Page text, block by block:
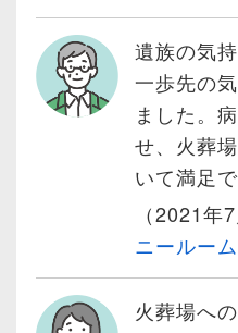
遺族の気
一歩先の
ました。
せ、火葬
いて満足で
（2021年
ニールーム
火葬場へ